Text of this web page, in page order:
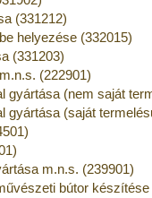
(331212)
helyezése (332015)
(331203)
(222901)
gyártása (nem saját
gyártása (saját
m.n.s. (239901)
bútor